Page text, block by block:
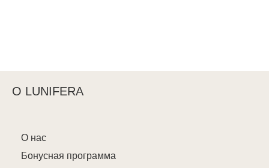
О LUNIFERA
О нас
Бонусная программа